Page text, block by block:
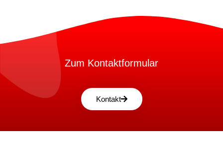
Zum Kontaktformular
Kontakt